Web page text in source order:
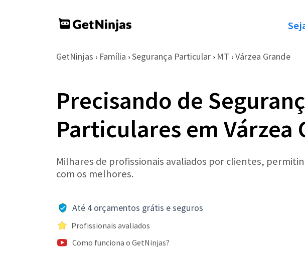
GetNinjas › Família › Segurança Particular › MT › Várzea Grande
Precisando de
Particulares em Várzea
Milhares de profissionais avaliados por clientes,
com os melhores.
Até 4 orçamentos grátis e seguros
Profissionais avaliados
Como funciona o GetNinjas?